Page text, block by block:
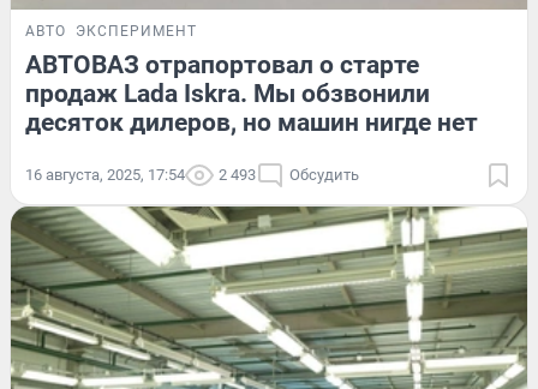
АВТО ЭКСПЕРИМЕНТ
АВТОВАЗ отрапортовал о старте
продаж Lada Iskra. Мы обзвонили
десяток дилеров, но машин нигде нет
16 августа, 2025, 17:54 2 493 Обсудить